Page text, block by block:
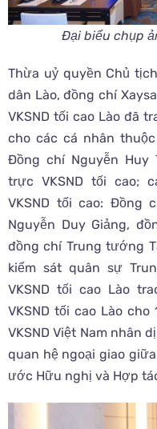
Đại biểu chụp
Thừa uỷ quyền Chủ
dân Lào, đồng chí
VKSND tối cao Lào đã
cho các cá nhân thuộc
Đồng chí Nguyễn Huy
trực VKSND tối cao;
VKSND tối cao: Đồng
Nguyễn Duy Giảng,
đồng chí Trung tướng
kiểm sát quân sự
VKSND tối cao Lào
VKSND tối cao Lào
VKSND Việt Nam nhân
quan hệ ngoại giao
ước Hữu nghị và Hợp